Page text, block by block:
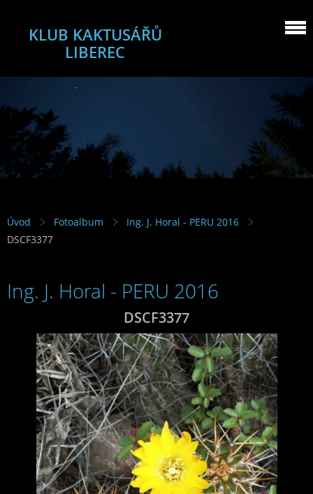
KLUB KAKTUSÁŘŮ
LIBEREC
Úvod Fotoalbum
Ing. J. Horal - PERU 2016
DSCF3377
Ing. J. Horal - PERU 2016
DSCF3377